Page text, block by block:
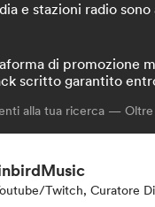
e stazioni radio
di promozione
scritto garantito
alla tua ricerca —